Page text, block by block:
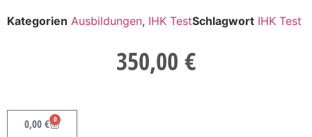
Kategorien Ausbildungen, IHK TestSchlagwort IHK Test
350,00 €
0,00 € 0